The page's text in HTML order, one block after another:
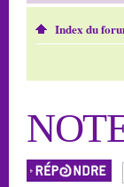
Index du
Répondre